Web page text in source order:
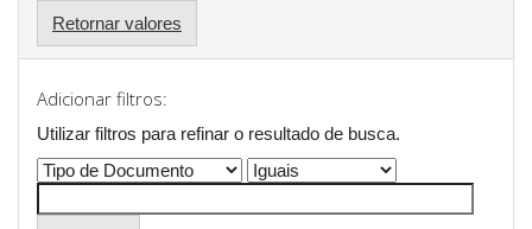
Retornar valores
Adicionar filtros:
Utilizar filtros para refinar o resultado de busca.